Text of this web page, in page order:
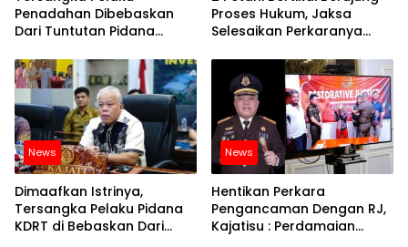
Penadahan Dibebaskan
Dari Tuntutan Pidana
Sumut
Proses Hukum, Jaksa
Selesaikan Perkaranya
News
Dimaafkan Istrinya,
Tersangka Pelaku Pidana
KDRT di Bebaskan Dari
News
Hentikan Perkara
Pengancaman Dengan RJ,
Kajatisu : Perdamaian